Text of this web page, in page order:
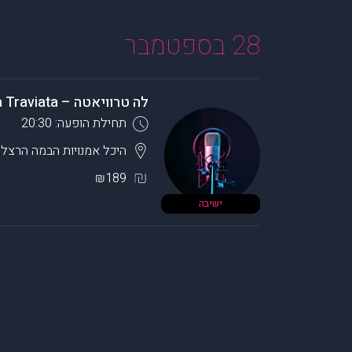
28 בספטמבר
ישיבה
לה טרוויאטה – La Traviata
תחילת הופעה: 20:30
היכל אמנויות הבמה
₪189